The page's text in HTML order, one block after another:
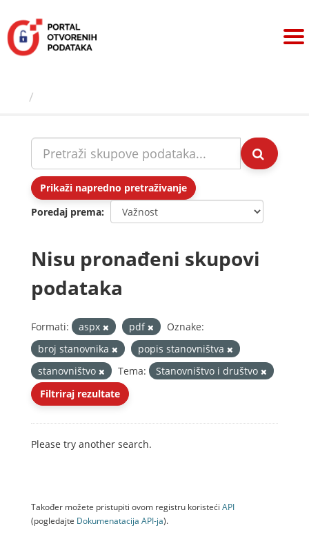
sadržaj
Prikaži napredno pretraživanje
Poredaj prema
Nisu pronađeni skupovi
podataka
Formati: aspx pdf
Oznake:
broj stanovnika
popis stanovništva
stanovništvo
Tema:
Stanovništvo i društvo
Filtriraj rezultate
Please try another search.
Također možete pristupiti ovom registru koristeći API
(pogledajte Dokumenаtаcijа API-jа).